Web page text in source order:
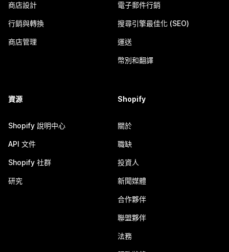
商店設計
行銷與轉換
商店管理
電子郵件行銷
搜尋引擎最佳化 (SEO)
運送
幣別和翻譯
資源
Shopify 說明中心
API 文件
Shopify 社群
研究
Shopify
關於
職缺
投資人
新聞媒體
合作夥伴
聯盟夥伴
法務